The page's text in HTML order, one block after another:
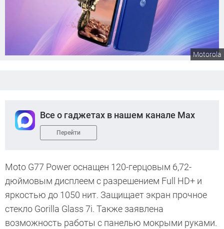
Motorola
Все о гаджетах в нашем канале Max
Перейти
Moto G77 Power оснащен 120-герцовым 6,72-
дюймовым дисплеем с разрешением Full HD+ и
яркостью до 1050 нит. Защищает экран прочное
стекло Gorilla Glass 7i. Также заявлена
возможность работы с панелью мокрыми руками.